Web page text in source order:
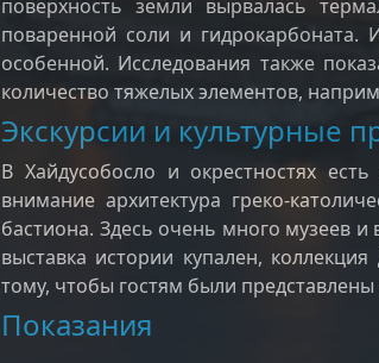
поверхность земли вырвалась
поваренной соли и гидрокарбоната.
особенной. Исследования также
количество тяжелых элементов,
Экскурсии и культурные
В Хайдусобосло и окрестностях
внимание архитектура греко-
бастиона. Здесь очень много музеев
выставка истории купален,
тому, чтобы гостям были
Показания